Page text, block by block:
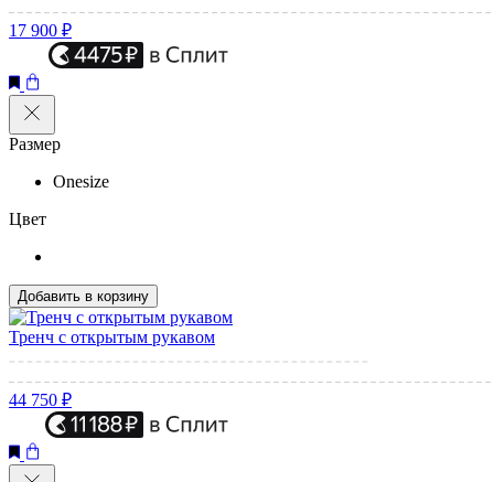
17 900 ₽
Размер
Onesize
Цвет
Добавить в корзину
Тренч с открытым рукавом
44 750 ₽